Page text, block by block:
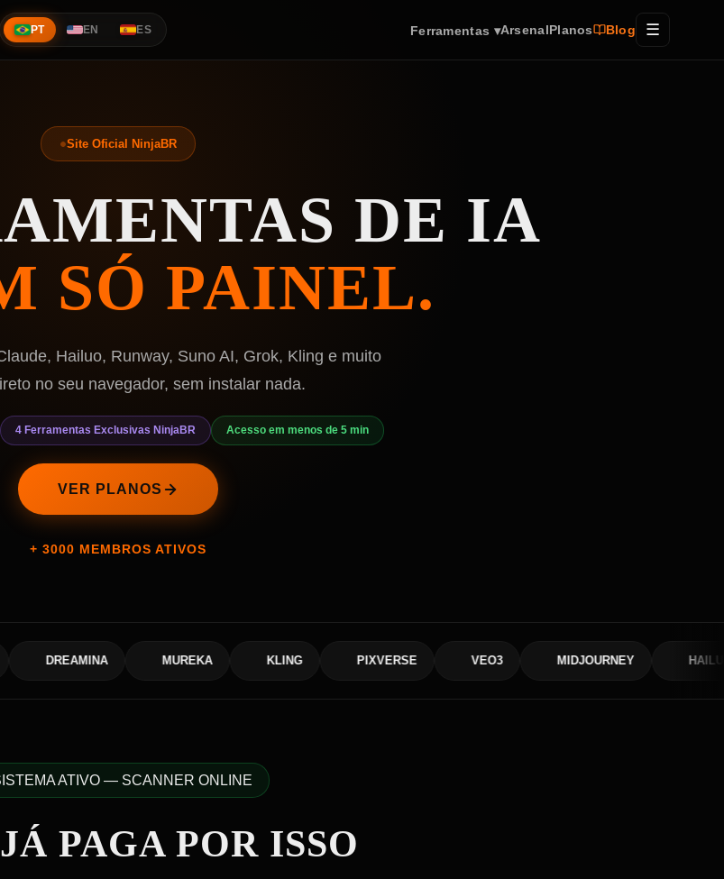
PT EN ES Ferramentas ▾ArsenalPlanos Blog ☰
Site Oficial NinjaBR
DE IA
SÓ PAINEL.
Hailuo, Runway, Suno AI, Grok, Kling e muito
no seu navegador, sem instalar nada.
4 Ferramentas Exclusivas NinjaBR Acesso em menos de 5 min
VER PLANOS
+ 3000 MEMBROS ATIVOS
MUREKA KLING PIXVERSE VEO3 MIDJOURNEY HAILUO
ATIVO — SCANNER ONLINE
PAGA POR ISSO